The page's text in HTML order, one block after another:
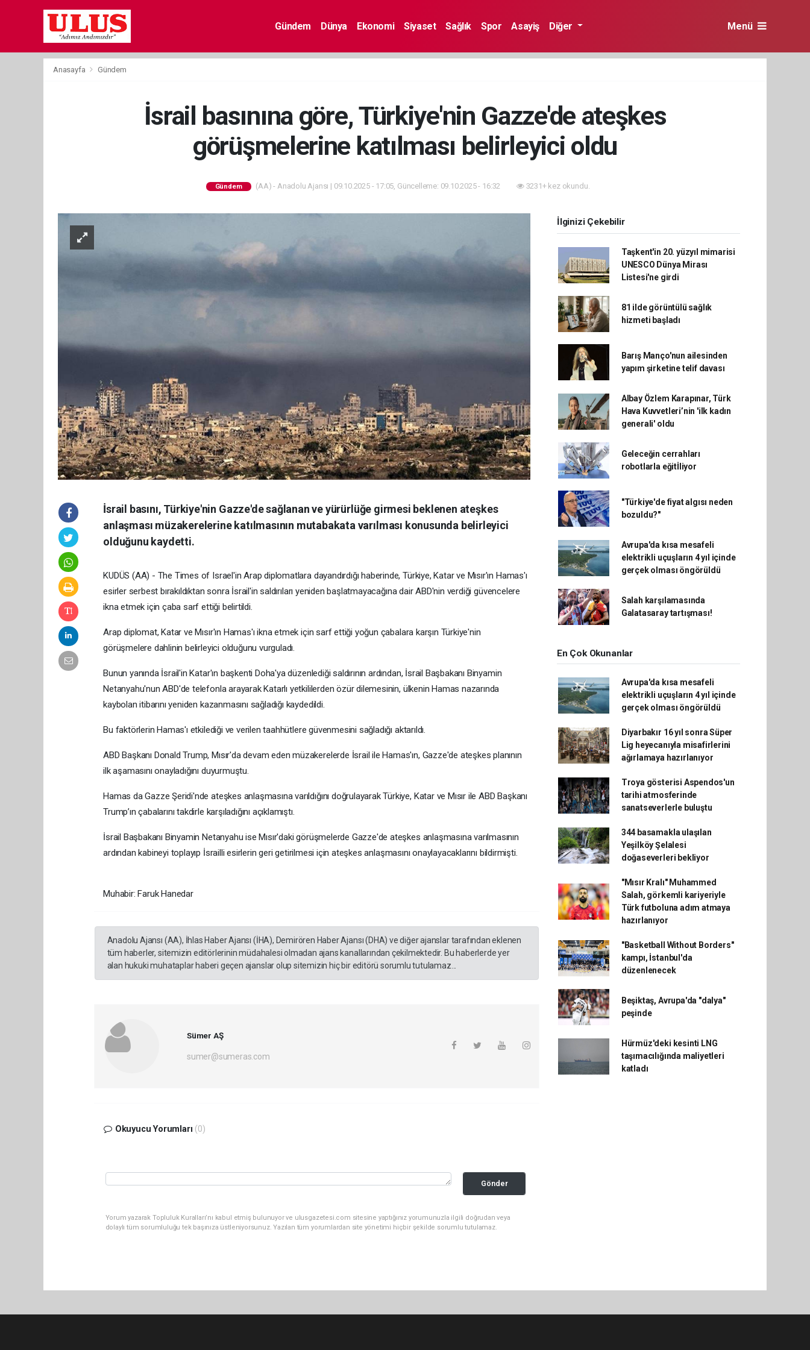
Gündem Dünya Ekonomi Siyaset Sağlık Spor Asayiş Diğer Menü
Anasayfa Gündem
İsrail basınına göre, Türkiye'nin Gazze'de ateşkes
görüşmelerine katılması belirleyici oldu
Gündem (AA) - Anadolu Ajansı | 09.10.2025 - 17:05, Güncelleme: 09.10.2025 - 16:32 3231+ kez okundu.
İsrail basını, Türkiye'nin Gazze'de sağlanan ve yürürlüğe girmesi beklenen ateşkes
anlaşması müzakerelerine katılmasının mutabakata varılması konusunda belirleyici
olduğunu kaydetti.
KUDÜS (AA) - The Times of Israel'in Arap diplomatlara dayandırdığı haberinde, Türkiye, Katar ve Mısır'ın Hamas'ı
esirler serbest bırakıldıktan sonra İsrail'in saldırıları yeniden başlatmayacağına dair ABD'nin verdiği güvencelere
ikna etmek için çaba sarf ettiği belirtildi.
Arap diplomat, Katar ve Mısır'ın Hamas'ı ikna etmek için sarf ettiği yoğun çabalara karşın Türkiye'nin
görüşmelere dahlinin belirleyici olduğunu vurguladı.
Bunun yanında İsrail'in Katar'ın başkenti Doha'ya düzenlediği saldırının ardından, İsrail Başbakanı Binyamin
Netanyahu'nun ABD'de telefonla arayarak Katarlı yetkililerden özür dilemesinin, ülkenin Hamas nazarında
kaybolan itibarını yeniden kazanmasını sağladığı kaydedildi.
Bu faktörlerin Hamas'ı etkilediği ve verilen taahhütlere güvenmesini sağladığı aktarıldı.
ABD Başkanı Donald Trump, Mısır'da devam eden müzakerelerde İsrail ile Hamas'ın, Gazze'de ateşkes planının
ilk aşamasını onayladığını duyurmuştu.
Hamas da Gazze Şeridi'nde ateşkes anlaşmasına varıldığını doğrulayarak Türkiye, Katar ve Mısır ile ABD Başkanı
Trump’ın çabalarını takdirle karşıladığını açıklamıştı.
İsrail Başbakanı Binyamin Netanyahu ise Mısır'daki görüşmelerde Gazze'de ateşkes anlaşmasına varılmasının
ardından kabineyi toplayıp İsrailli esirlerin geri getirilmesi için ateşkes anlaşmasını onaylayacaklarını bildirmişti.
Muhabir: Faruk Hanedar
Anadolu Ajansı (AA), İhlas Haber Ajansı (İHA), Demirören Haber Ajansı (DHA) ve diğer ajanslar tarafından eklenen
tüm haberler, sitemizin editörlerinin müdahalesi olmadan ajans kanallarından çekilmektedir. Bu haberlerde yer
alan hukuki muhataplar haberi geçen ajanslar olup sitemizin hiç bir editörü sorumlu tutulamaz...
Sümer AŞ
sumer@sumeras.com
Okuyucu Yorumları (0)
Gönder
Yorum yazarak Topluluk Kuralları’nı kabul etmiş bulunuyor ve ulusgazetesi.com sitesine yaptığınız yorumunuzla ilgili doğrudan veya
dolaylı tüm sorumluluğu tek başınıza üstleniyorsunuz. Yazılan tüm yorumlardan site yönetimi hiçbir şekilde sorumlu tutulamaz.
İlginizi Çekebilir
Taşkent'in 20. yüzyıl mimarisi
UNESCO Dünya Mirası
Listesi'ne girdi
81 ilde görüntülü sağlık
hizmeti başladı
Barış Manço'nun ailesinden
yapım şirketine telif davası
Albay Özlem Karapınar, Türk
Hava Kuvvetleri’nin 'ilk kadın
generali' oldu
Geleceğin cerrahları
robotlarla eğitİliyor
"Türkiye'de fiyat algısı neden
bozuldu?"
Avrupa'da kısa mesafeli
elektrikli uçuşların 4 yıl içinde
gerçek olması öngörüldü
Salah karşılamasında
Galatasaray tartışması!
En Çok Okunanlar
Avrupa'da kısa mesafeli
elektrikli uçuşların 4 yıl içinde
gerçek olması öngörüldü
Diyarbakır 16 yıl sonra Süper
Lig heyecanıyla misafirlerini
ağırlamaya hazırlanıyor
Troya gösterisi Aspendos'un
tarihi atmosferinde
sanatseverlerle buluştu
344 basamakla ulaşılan
Yeşilköy Şelalesi
doğaseverleri bekliyor
"Mısır Kralı" Muhammed
Salah, görkemli kariyeriyle
Türk futboluna adım atmaya
hazırlanıyor
"Basketball Without Borders"
kampı, İstanbul'da
düzenlenecek
Beşiktaş, Avrupa'da "dalya"
peşinde
Hürmüz'deki kesinti LNG
taşımacılığında maliyetleri
katladı